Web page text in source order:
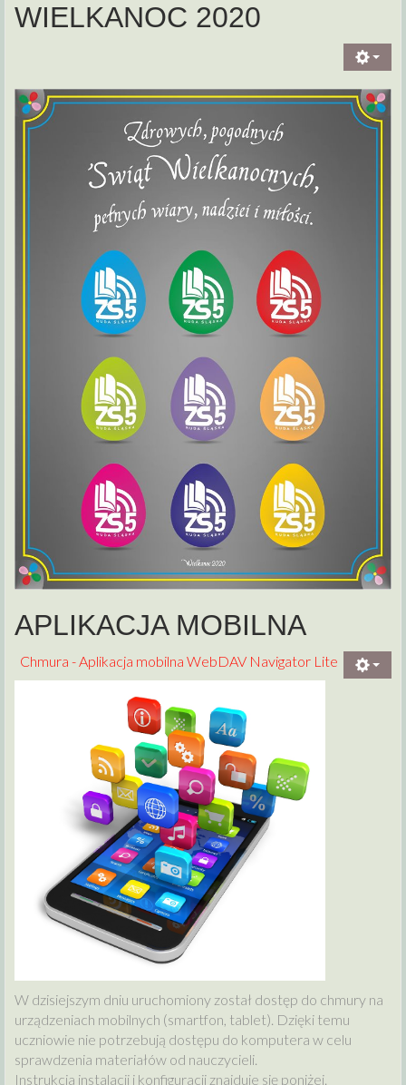
WIELKANOC 2020
APLIKACJA MOBILNA
Chmura - Aplikacja mobilna WebDAV Navigator Lite
W dzisiejszym dniu uruchomiony został dostęp do chmury na
urządzeniach mobilnych (smartfon, tablet). Dzięki temu
uczniowie nie potrzebują dostępu do komputera w celu
sprawdzenia materiałów od nauczycieli.
Instrukcja instalacji i konfiguracji znajduje się poniżej.